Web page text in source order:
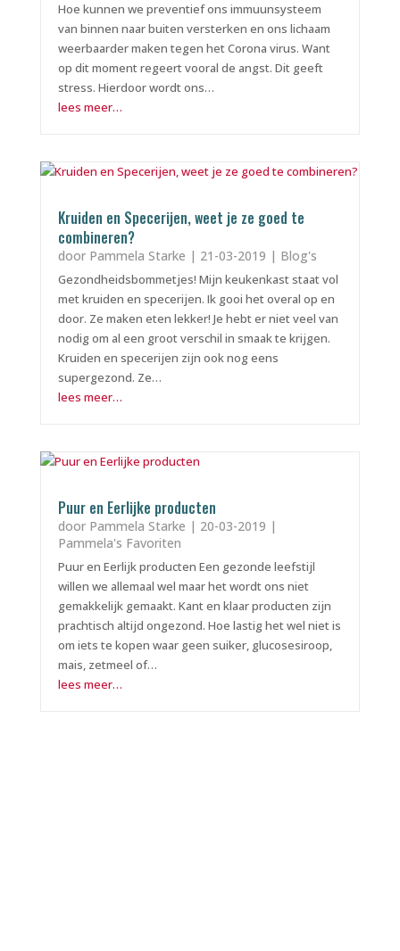
Hoe kunnen we preventief ons immuunsysteem
van binnen naar buiten versterken en ons lichaam
weerbaarder maken tegen het Corona virus. Want
op dit moment regeert vooral de angst. Dit geeft
stress. Hierdoor wordt ons…
lees meer…
Kruiden en Specerijen, weet je ze goed te
combineren?
door Pammela Starke | 21-03-2019 | Blog's
Gezondheidsbommetjes! Mijn keukenkast staat vol
met kruiden en specerijen. Ik gooi het overal op en
door. Ze maken eten lekker! Je hebt er niet veel van
nodig om al een groot verschil in smaak te krijgen.
Kruiden en specerijen zijn ook nog eens
supergezond. Ze…
lees meer…
Puur en Eerlijke producten
door Pammela Starke | 20-03-2019 |
Pammela's Favoriten
Puur en Eerlijk producten Een gezonde leefstijl
willen we allemaal wel maar het wordt ons niet
gemakkelijk gemaakt. Kant en klaar producten zijn
prachtisch altijd ongezond. Hoe lastig het wel niet is
om iets te kopen waar geen suiker, glucosesiroop,
mais, zetmeel of…
lees meer…